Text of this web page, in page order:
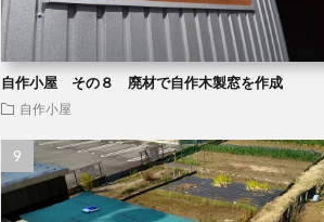
自作小屋 その８ 廃材で自作木製窓を作成
自作小屋